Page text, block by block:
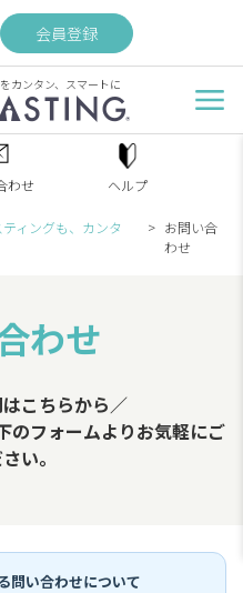
会員登録
カンタン、スマートに
わせ ヘルプ
ィングも、カンタ
お問い合
わせ
わせ
こちらから／
のフォームよりお気軽にご
い。
問い合わせについて